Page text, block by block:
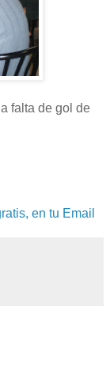
falta de gol de
en tu Email